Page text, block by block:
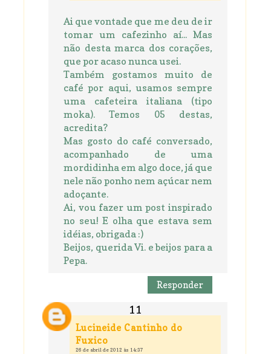
Ai que vontade que me deu de ir
tomar um cafezinho aí... Mas
não desta marca dos corações,
que por acaso nunca usei.
Também gostamos muito de
café por aqui, usamos sempre
uma cafeteira italiana (tipo
moka). Temos 05 destas,
acredita?
Mas gosto do café conversado,
acompanhado de uma
mordidinha em algo doce, já que
nele não ponho nem açúcar nem
adoçante.
Ai, vou fazer um post inspirado
no seu! E olha que estava sem
idéias, obrigada :)
Beijos, querida Vi. e beijos para a
Pepa.
Responder
Lucineide Cantinho do
Fuxico
26 de abril de 2012 às 14:37